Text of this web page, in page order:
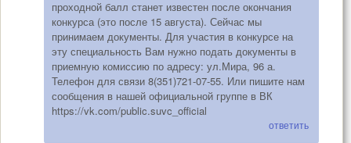
проходной балл станет известен после окончания
конкурса (это после 15 августа). Сейчас мы
принимаем документы. Для участия в конкурсе на
эту специальность Вам нужно подать документы в
приемную комиссию по адресу: ул.Мира, 96 а.
Телефон для связи 8(351)721-07-55. Или пишите нам
сообщения в нашей официальной группе в ВК
https://vk.com/public.suvc_official
ответить